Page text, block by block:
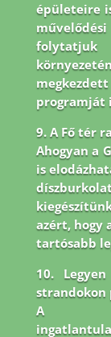
épületeire
programját
9. A Fő tér
Ahogyan a
is
azért, hogy
tartósabb
10.
strandokon
A